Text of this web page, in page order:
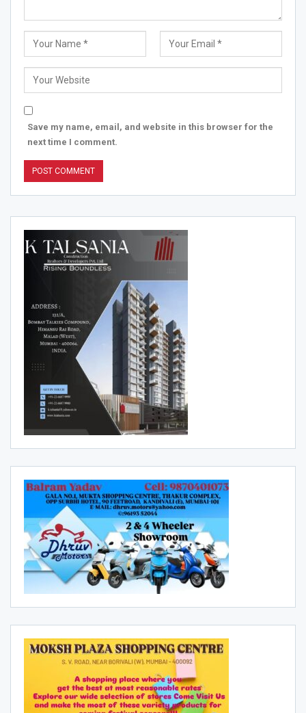
Save my name, email, and website in this browser for the
next time I comment.